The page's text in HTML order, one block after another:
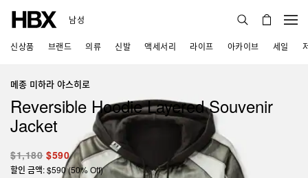
남성
신상품 브랜드 의류 신발 액세서리 라이프 아카이브 세일
메종 미하라 야스히로
Reversible Hoodie Layered Souvenir
Jacket
$1,180 $590
할인 금액: $590 (50% Off)